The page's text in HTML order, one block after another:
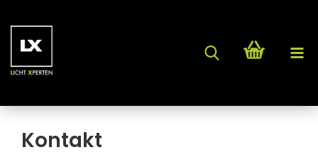
Kontakt